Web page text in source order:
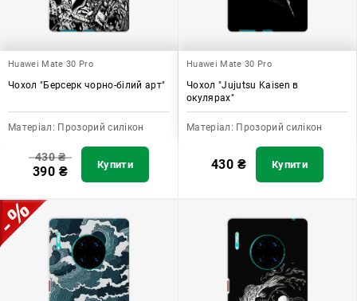
Huawei Mate 30 Pro
Чохол "Берсерк чорно-білий арт"
Матеріал: Прозорий силікон
430₴
390 ₴ Купити
Huawei Mate 30 Pro
Чохол "Jujutsu Kaisen в
окулярах"
Матеріал: Прозорий силікон
430 ₴ Купити